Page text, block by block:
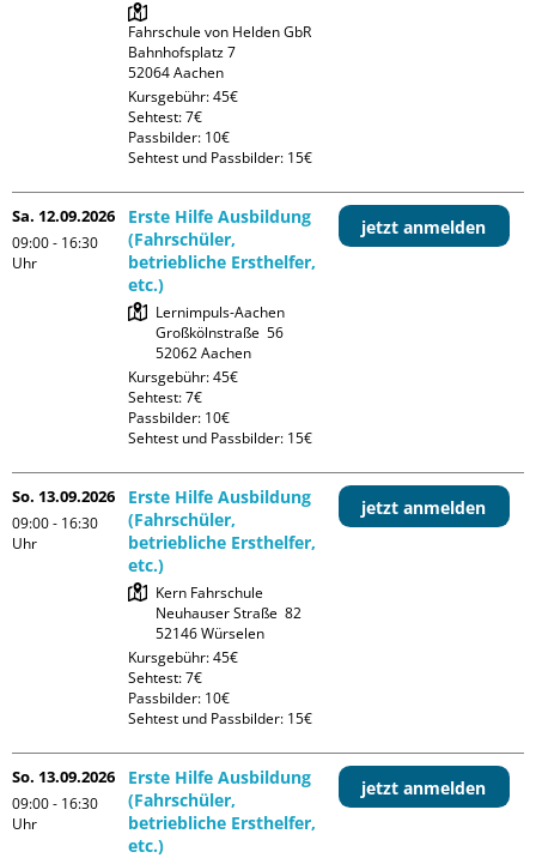
Fahrschule von Helden GbR
Bahnhofsplatz 7
Kursgebühr: 45€
Sehtest: 7€
Passbilder: 10€
Sehtest und Passbilder: 15€
Sa. 12.09.2026
09:00 - 16:30
Uhr
Erste Hilfe Ausbildung
(Fahrschüler,
betriebliche Ersthelfer,
etc.)
Lernimpuls-Aachen
Großkölnstraße  56
Kursgebühr: 45€
Sehtest: 7€
Passbilder: 10€
Sehtest und Passbilder: 15€
jetzt anmelden
So. 13.09.2026
09:00 - 16:30
Uhr
Erste Hilfe Ausbildung
(Fahrschüler,
betriebliche Ersthelfer,
etc.)
Kern Fahrschule
Neuhauser Straße  82
Kursgebühr: 45€
Sehtest: 7€
Passbilder: 10€
Sehtest und Passbilder: 15€
jetzt anmelden
So. 13.09.2026
09:00 - 16:30
Uhr
Erste Hilfe Ausbildung
(Fahrschüler,
betriebliche Ersthelfer,
etc.)
jetzt anmelden